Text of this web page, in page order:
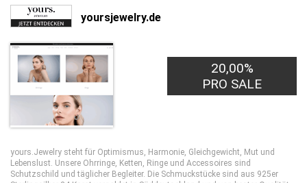
yoursjewelry.de
20,00%
PRO SALE
yours.Jewelry steht für Optimismus, Harmonie, Gleichgewicht, Mut und
Lebenslust. Unsere Ohrringe, Ketten, Ringe und Accessoires sind
Schutzschild und täglicher Begleiter. Die Schmuckstücke sind aus 925er